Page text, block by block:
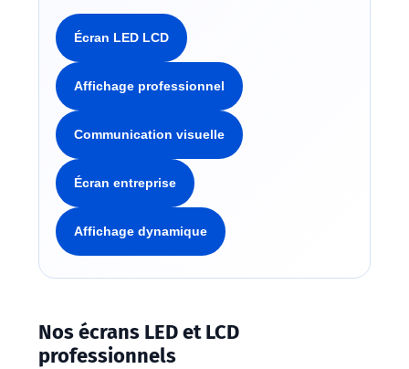
Écran LED LCD
Affichage professionnel
Communication visuelle
Écran entreprise
Affichage dynamique
Nos écrans LED et LCD
professionnels